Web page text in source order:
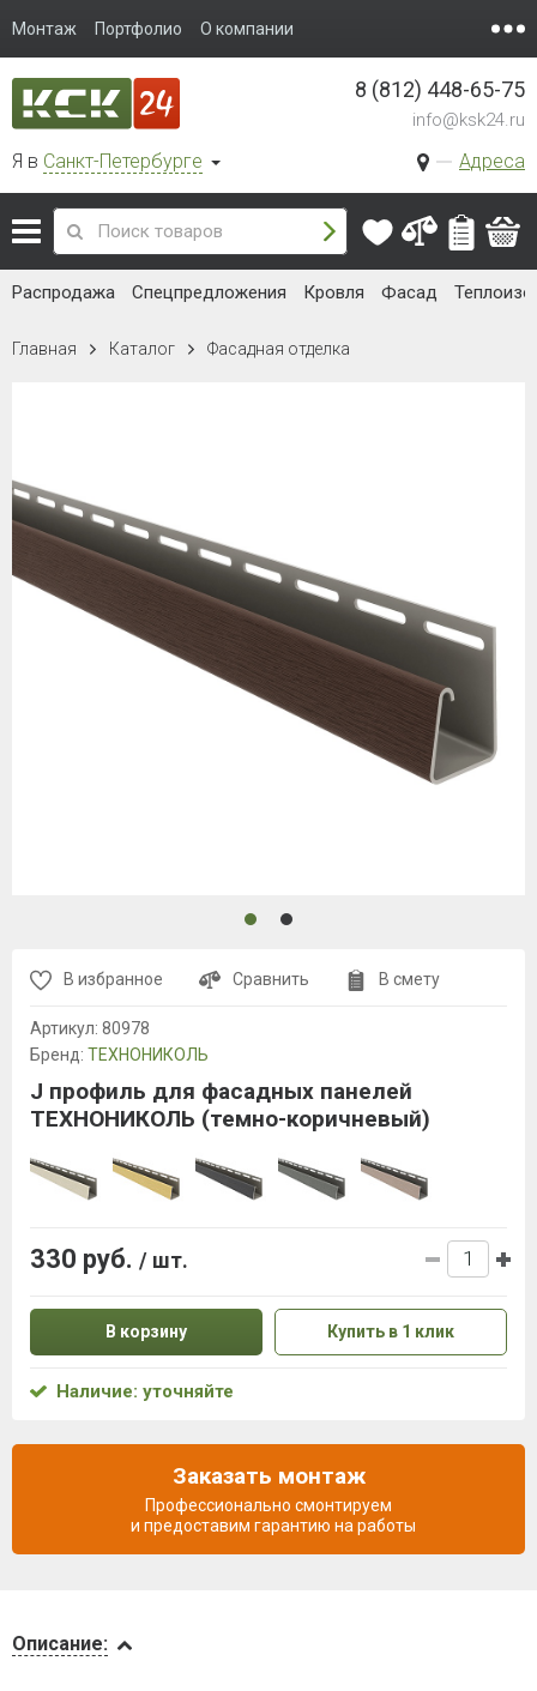
Монтаж Портфолио О компании
Я в Санкт-Петербурге Адреса
8 (812) 448-65-75
info@ksk24.ru
Распродажа Спецпредложения Кровля Фасад
Главная Каталог Фасадная отделка
Описание:
В избранное Сравнить В смету
Артикул: 80978
Бренд: ТЕХНОНИКОЛЬ
J профиль для фасадных панелей
ТЕХНОНИКОЛЬ (темно-коричневый)
330 руб. / шт.
В корзину Купить в 1 клик
Наличие: уточняйте
Заказать монтаж
Профессионально смонтируем
и предоставим гарантию на работы